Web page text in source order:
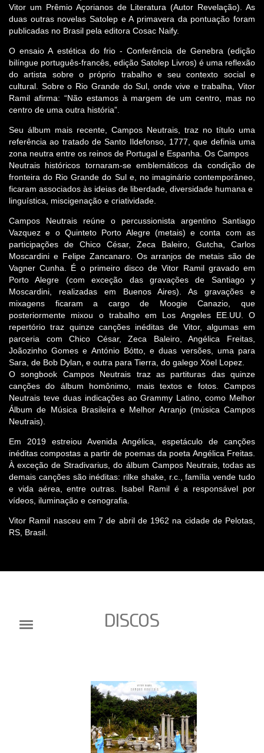
Vitor um Prêmio Açorianos de Literatura (Autor Revelação). As
duas outras novelas Satolep e A primavera da pontuação foram
publicadas no Brasil pela editora Cosac Naify.
O ensaio A estética do frio - Conferência de Genebra (edição
bilíngue português-francês, edição Satolep Livros) é uma reflexão
do artista sobre o próprio trabalho e seu contexto social e
cultural. Sobre o Rio Grande do Sul, onde vive e trabalha, Vitor
Ramil afirma: “Não estamos à margem de um centro, mas no
centro de uma outra história”.
Seu álbum mais recente, Campos Neutrais, traz no título uma
referência ao tratado de Santo Ildefonso, 1777, que definia uma
zona neutra entre os reinos de Portugal e Espanha. Os Campos
Neutrais históricos tornaram-se emblemáticos da condição de
fronteira do Rio Grande do Sul e, no imaginário contemporâneo,
ficaram associados às ideias de liberdade, diversidade humana e
linguística, miscigenação e criatividade.
Campos Neutrais reúne o percussionista argentino Santiago
Vazquez e o Quinteto Porto Alegre (metais) e conta com as
participações de Chico César, Zeca Baleiro, Gutcha, Carlos
Moscardini e Felipe Zancanaro. Os arranjos de metais são de
Vagner Cunha. É o primeiro disco de Vitor Ramil gravado em
Porto Alegre (com exceção das gravações de Santiago y
Moscardini, realizadas em Buenos Aires). As gravações e
mixagens ficaram a cargo de Moogie Canazio, que
posteriormente mixou o trabalho em Los Angeles EE.UU. O
repertório traz quinze canções inéditas de Vitor, algumas em
parceria com Chico César, Zeca Baleiro, Angélica Freitas,
Joãozinho Gomes e António Bótto, e duas versões, uma para
Sara, de Bob Dylan, e outra para Tierra, do galego Xöel Lopez.
O songbook Campos Neutrais traz as partituras das quinze
canções do álbum homônimo, mais textos e fotos. Campos
Neutrais teve duas indicações ao Grammy Latino, como Melhor
Álbum de Música Brasileira e Melhor Arranjo (música Campos
Neutrais).
Em 2019 estreiou Avenida Angélica, espetáculo de canções
inéditas compostas a partir de poemas da poeta Angélica Freitas.
À exceção de Stradivarius, do álbum Campos Neutrais, todas as
demais canções são inéditas: rilke shake, r.c., família vende tudo
e vida aérea, entre outras. Isabel Ramil é a responsável por
vídeos, iluminação e cenografia.
Vitor Ramil nasceu em 7 de abril de 1962 na cidade de Pelotas,
RS, Brasil.
DISCOS